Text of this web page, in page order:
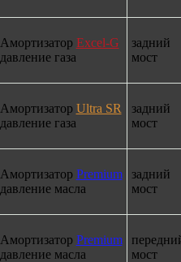
Амортизатор Excel-G
давление газа
задний
мост
Амортизатор Ultra SR
давление газа
задний
мост
Амортизатор Premium
давление масла
задний
мост
Амортизатор Premium
давление масла
мост